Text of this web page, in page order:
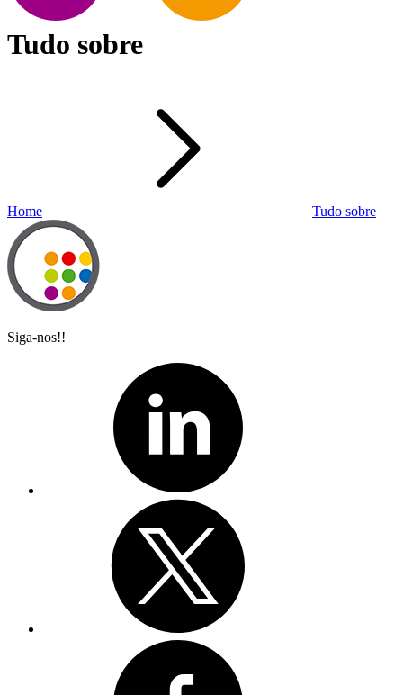
Tudo sobre
Home Tudo sobre
Siga-nos!!